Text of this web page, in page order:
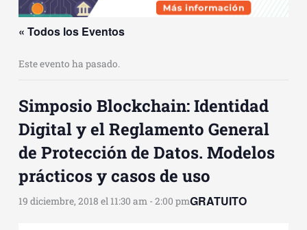
« Todos los Eventos
Este evento ha pasado.
Simposio Blockchain: Identidad
Digital y el Reglamento General
de Protección de Datos. Modelos
prácticos y casos de uso
19 diciembre, 2018 el 11:30 am -2:00 pmGRATUITO